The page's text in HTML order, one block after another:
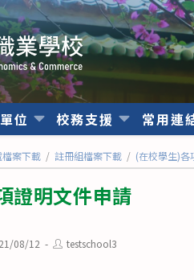
位 校務支援 常用連
案下載 / 註冊組檔案下載 / (在校學生)各
證明文件申請
08/12
Posttestschool3